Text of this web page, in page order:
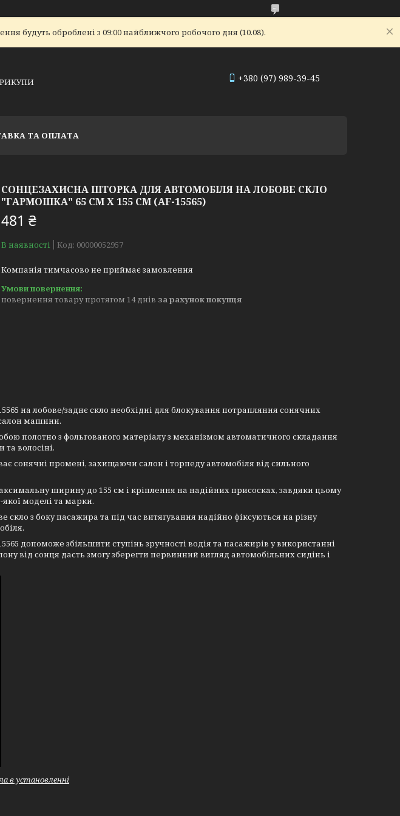
будуть оброблені з 09:00 найближчого робочого дня (10.08).
+380 (97) 989-39-45
ТА ОПЛАТА
СОНЦЕЗАХИСНА ШТОРКА ДЛЯ АВТОМОБІЛЯ НА ЛОБОВЕ СКЛО
"ГАРМОШКА" 65 СМ Х 155 СМ (AF-15565)
481 ₴
В наявності Код: 00000052957
Компанія тимчасово не приймає замовлення
повернення товару протягом 14 днів за рахунок покупця
на лобове/заднє скло необхідні для блокування потрапляння сонячних
салон машини.
полотно з фольгованого матеріалу з механізмом автоматичного складання
волосіні.
сонячні промені, захищаючи салон і торпеду автомобіля від сильного
ширину до 155 см і кріплення на надійних присосках, завдяки цьому
моделі та марки.
скло з боку пасажира та під час витягування надійно фіксуються на різну
допоможе збільшити ступінь зручності водія та пасажирів у використанні
від сонця дасть змогу зберегти первинний вигляд автомобільних сидінь і
в установленні